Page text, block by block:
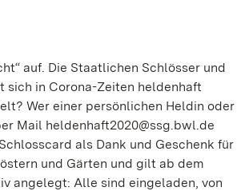
auf. Die Staatlichen Schlösser und
sich in Corona-Zeiten heldenhaft
Wer einer persönlichen Heldin oder
Mail heldenhaft2020@ssg.bwl.de
als Dank und Geschenk für
und Gärten und gilt ab dem
angelegt: Alle sind eingeladen, von